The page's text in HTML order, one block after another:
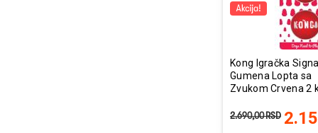
Kong Igračka
Gumena Lopta sa
Zvukom Crvena 2
2.690,00RSD